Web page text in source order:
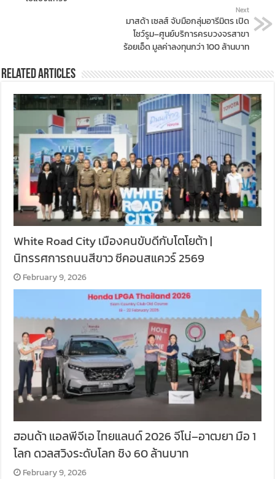
Next
มาสด้า เซลส์ จับมือกลุ่มอารีมิตร เปิด
โชว์รูม–ศูนย์บริการครบวงจรสาขา
ร้อยเอ็ด มูลค่าลงทุนกว่า 100 ล้านบาท
Related Articles
White Road City เมืองคนขับดีกับโตโยต้า |
นิทรรศการถนนสีขาว ซีคอนสแควร์ 2569
February 9, 2026
ฮอนด้า แอลพีจีเอ ไทยแลนด์ 2026 จีโน่–อาฒยา มือ 1
โลก ดวลสวิงระดับโลก ชิง 60 ล้านบาท
February 9, 2026